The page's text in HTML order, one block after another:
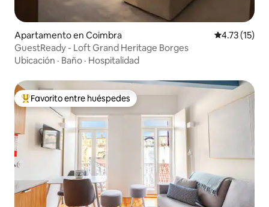
Apartamento en Coimbra Calificación
4.73 (15)
GuestReady - Loft Grand Heritage Borges
Ubicación · Baño · Hospitalidad
Favorito entre huéspedes preferido
Favorito entre huéspedes